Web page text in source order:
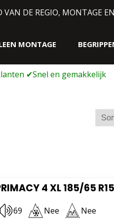
VAN DE REGIO, MONTAGE
MONTAGE
4 XL 185/65
69 Nee Nee